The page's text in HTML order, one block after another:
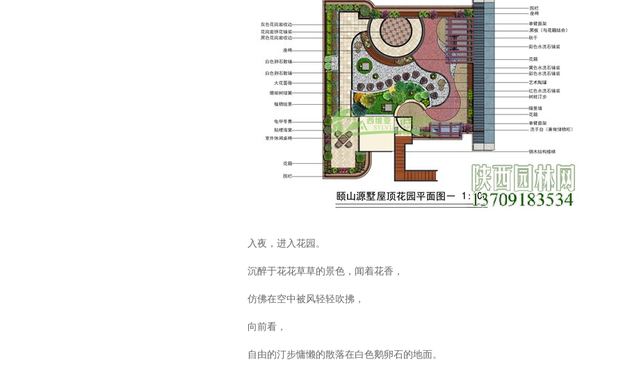
入夜，进入花园。
沉醉于花花草草的景色，闻着花香，
仿佛在空中被风轻轻吹拂，
向前看，
自由的汀步慵懒的散落在白色鹅卵石的地面。